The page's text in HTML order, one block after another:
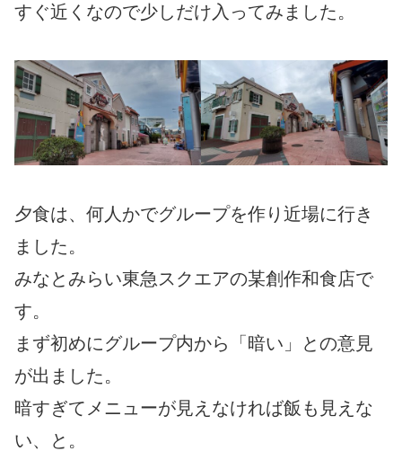
すぐ近くなので少しだけ入ってみました。
夕食は、何人かでグループを作り近場に行き
ました。
みなとみらい東急スクエアの某創作和食店で
す。
まず初めにグループ内から「暗い」との意見
が出ました。
暗すぎてメニューが見えなければ飯も見えな
い、と。